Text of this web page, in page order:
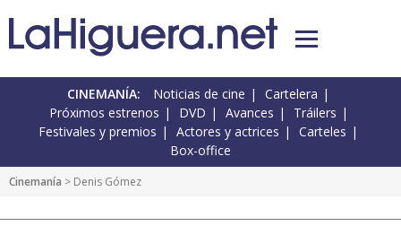
CINEMANÍA: Noticias de cine
Cartelera
Próximos estrenos
DVD Avances
Tráilers
Festivales y premios
Actores y actrices
Carteles
Box-office
Cinemanía > Denis Gómez